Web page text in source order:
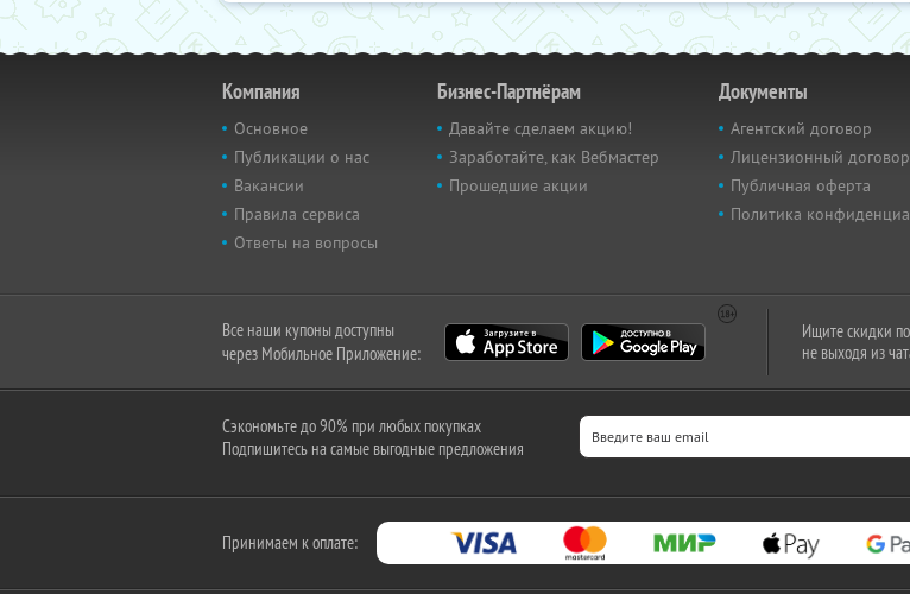
Компания
Основное
Публикации о нас
Вакансии
Правила сервиса
Ответы на вопросы
Бизнес-Партнёрам
Давайте сделаем акцию!
Заработайте, как Вебмастер
Прошедшие акции
Документы
Агентский договор
Лицензионный договор
Публичная оферта
Политика
Все наши купоны доступны
через Мобильное Приложение:
Ищите скидки
не выходя из
Сэкономьте до 90% при любых покупках
Подпишитесь на самые выгодные предложения
Принимаем к оплате: